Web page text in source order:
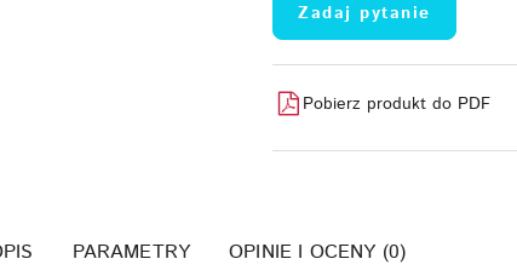
Zadaj pytanie
Pobierz produkt do PDF
PARAMETRY OPINIE I OCENY (0)